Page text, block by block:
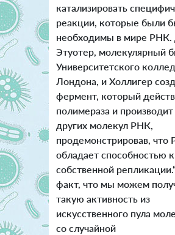
катализировать
реакции, которые были
необходимы в мире
Этуотер, молекулярный
Университетского
Лондона, и Холлигер
фермент, который
полимераза и
других молекул РНК,
продемонстрировав, что
обладает способностью к
собственной
факт, что мы можем
такую активность из
искусственного пула
со случайной